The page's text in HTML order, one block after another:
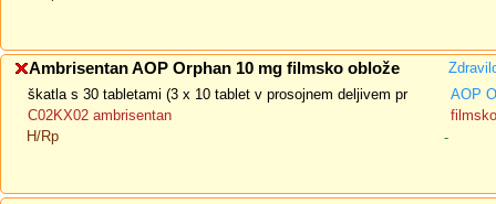
Ambrisentan AOP Orphan 10 mg filmsko oblože
škatla s 30 tabletami (3 x 10 tablet v prosojnem deljivem pr
AOP
C02KX02 ambrisentan
H/Rp
-